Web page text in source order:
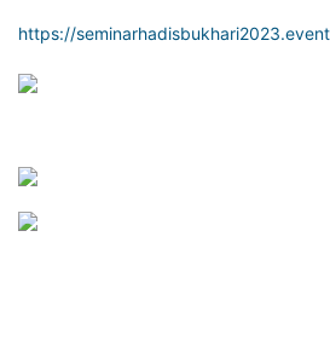
https://